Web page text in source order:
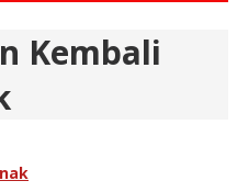
Kembali